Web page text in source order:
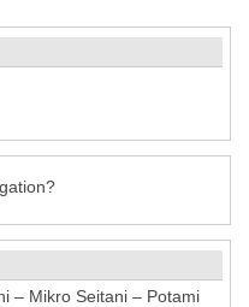
– Mikro Seitani – Potami